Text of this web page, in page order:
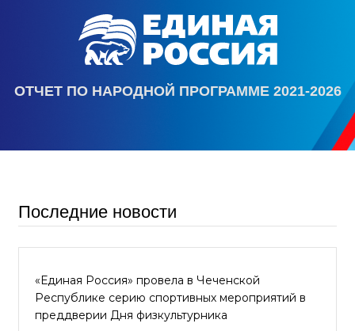
ОТЧЕТ ПО НАРОДНОЙ ПРОГРАММЕ 2021-2026
Последние новости
«Единая Россия» провела в Чеченской
Республике серию спортивных мероприятий в
преддверии Дня физкультурника